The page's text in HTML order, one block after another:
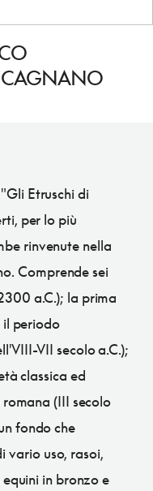
Etruschi di
per lo più
rinvenute nella
Comprende sei
a.C.); la prima
il periodo
VII secolo a.C.);
classica ed
romana (III secolo
fondo che
vario uso, rasoi,
in bronzo e